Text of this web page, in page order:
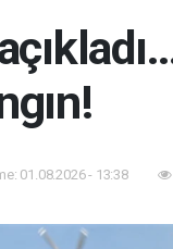
01.08.2026 - 13:38